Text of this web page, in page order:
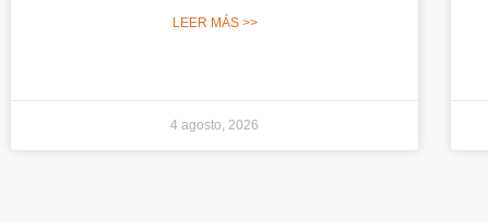
LEER MÁS >>
4 agosto, 2026